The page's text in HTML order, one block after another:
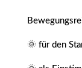
🌞 für den